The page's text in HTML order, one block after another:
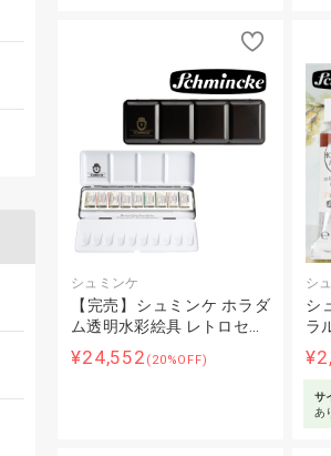
シュミンケ
【完売】シュミンケ ホラダ
ム透明水彩絵具 レトロセ…
¥24,552 (20%OFF)
シ
シ
ラ
サ
あ